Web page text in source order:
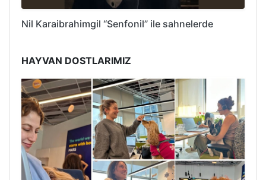
Nil Karaibrahimgil “Senfonil” ile sahnelerde
HAYVAN DOSTLARIMIZ